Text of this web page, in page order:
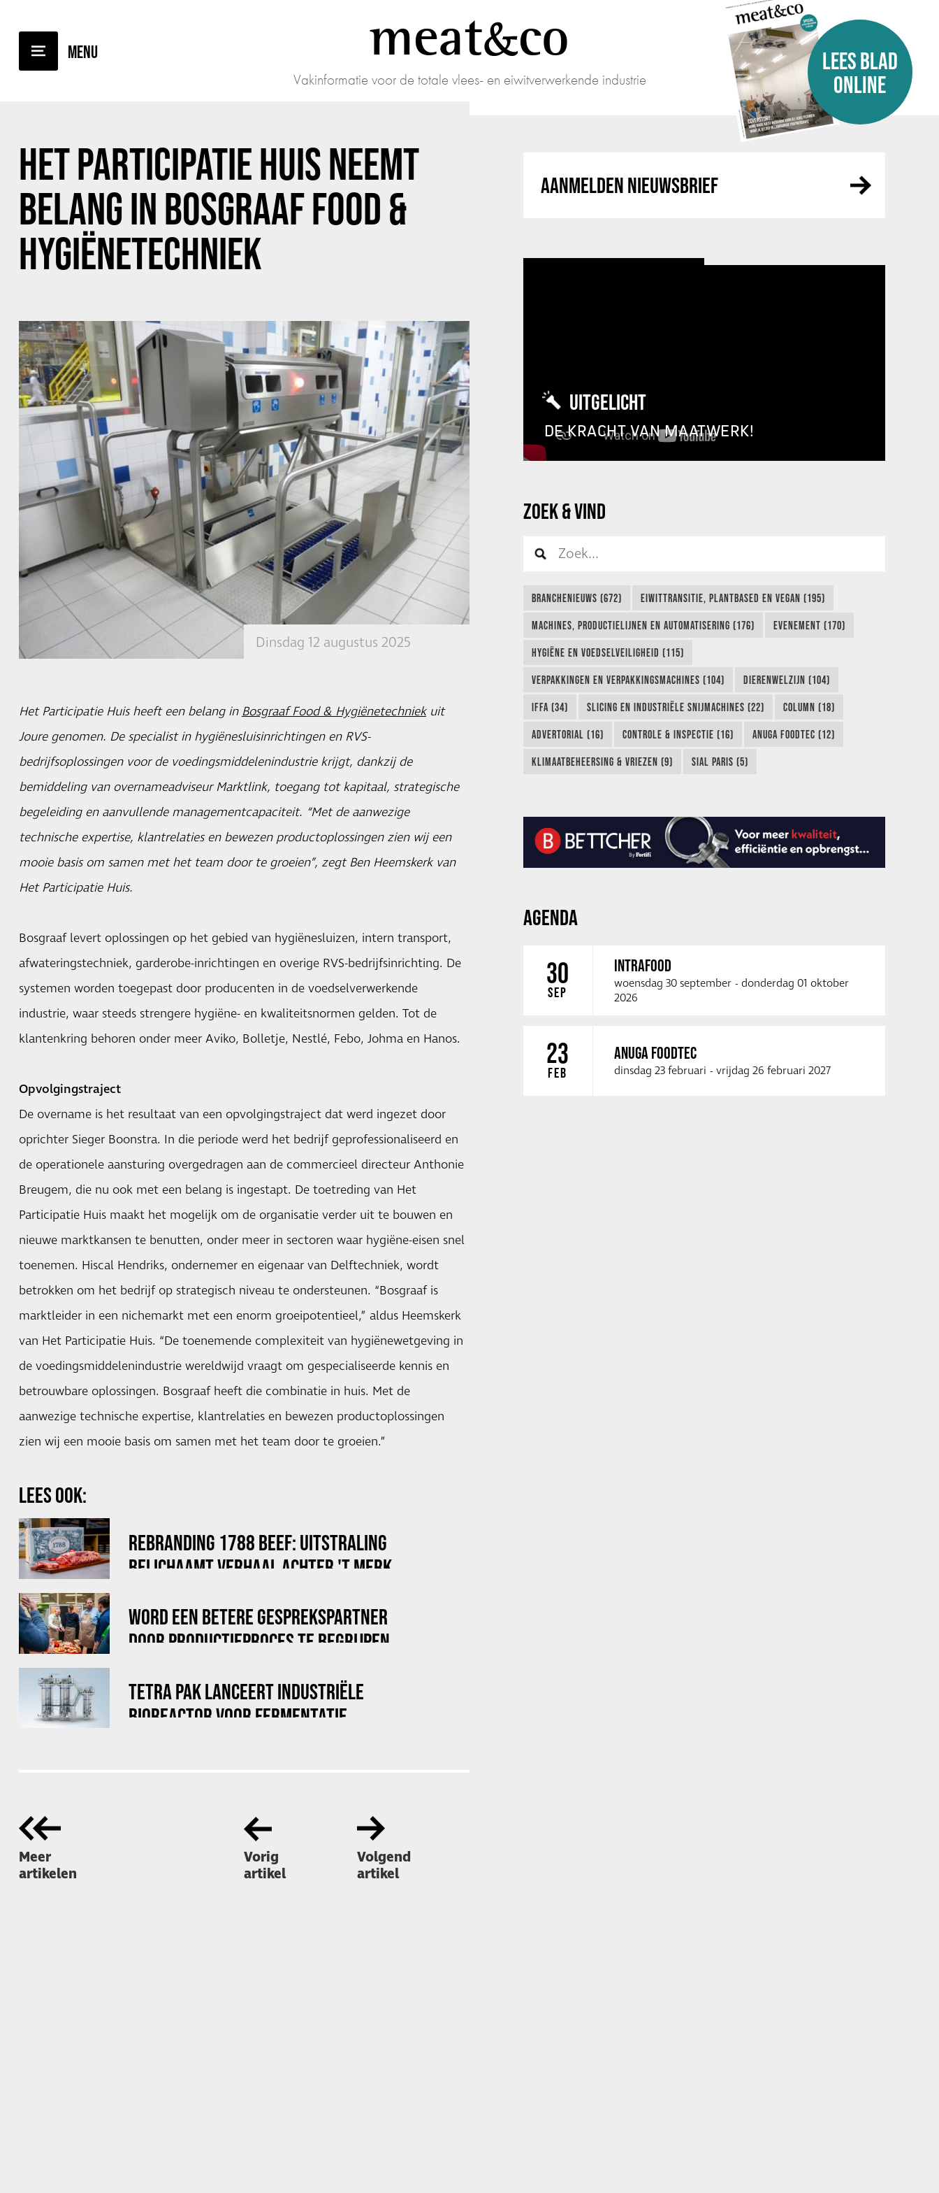
meatco
Vakinformatie voor de totale vlees- en eiwitverwerkende industrie
LEES BLAD
ONLINE
HET PARTICIPATIE HUIS NEEMT
BELANG IN BOSGRAAF FOOD &
HYGIËNETECHNIEK
Dinsdag 12 augustus 2025
Het Participatie Huis heeft een belang inBosgraaf Food & Hygiënetechniekuit
Joure genomen. De specialist in hygiënesluisinrichtingen en RVS-
bedrijfsoplossingen voor de voedingsmiddelenindustrie krijgt, dankzij de
bemiddeling van overnameadviseur Marktlink, toegang tot kapitaal, strategische
begeleiding en aanvullende managementcapaciteit. “Met de aanwezige
technische expertise, klantrelaties en bewezen productoplossingen zien wij een
mooie basis om samen met het team door te groeien”, zegt Ben Heemskerk van
Het Participatie Huis.
Bosgraaf levert oplossingen op het gebied van hygiënesluizen, intern transport,
afwateringstechniek, garderobe-inrichtingen en overige RVS-bedrijfsinrichting. De
systemen worden toegepast door producenten in de voedselverwerkende
industrie, waar steeds strengere hygiëne- en kwaliteitsnormen gelden. Tot de
klantenkring behoren onder meer Aviko, Bolletje, Nestlé, Febo, Johma en Hanos.
Opvolgingstraject
De overname is het resultaat van een opvolgingstraject dat werd ingezet door
oprichter Sieger Boonstra. In die periode werd het bedrijf geprofessionaliseerd en
de operationele aansturing overgedragen aan de commercieel directeur Anthonie
Breugem, die nu ook met een belang is ingestapt. De toetreding van Het
Participatie Huis maakt het mogelijk om de organisatie verder uit te bouwen en
nieuwe marktkansen te benutten, onder meer in sectoren waar hygiëne-eisen snel
toenemen. Hiscal Hendriks, ondernemer en eigenaar van Delftechniek, wordt
betrokken om het bedrijf op strategisch niveau te ondersteunen. “Bosgraaf is
marktleider in een nichemarkt met een enorm groeipotentieel,” aldus Heemskerk
van Het Participatie Huis. “De toenemende complexiteit van hygiënewetgeving in
de voedingsmiddelenindustrie wereldwijd vraagt om gespecialiseerde kennis en
betrouwbare oplossingen. Bosgraaf heeft die combinatie in huis. Met de
aanwezige technische expertise, klantrelaties en bewezen productoplossingen
zien wij een mooie basis om samen met het team door te groeien.”
LEES OOK:
REBRANDING 1788 BEEF: UITSTRALING
BELICHAAMT VERHAAL ACHTER 'T MERK
WORD EEN BETERE GESPREKSPARTNER
DOOR PRODUCTIEPROCES TE BEGRIJPEN
TETRA PAK LANCEERT INDUSTRIËLE
BIOREACTOR VOOR FERMENTATIE
Meer
artikelen
Vorig
artikel
Volgend
artikel
AANMELDEN NIEUWSBRIEF
UITGELICHT
DE KRACHT VAN MAATWERK!
ZOEK & VIND
BRANCHENIEUWS (672) EIWITTRANSITIE, PLANTBASED EN VEGAN (195)
MACHINES, PRODUCTIELIJNEN EN AUTOMATISERING (176) EVENEMENT (170)
HYGIËNE EN VOEDSELVEILIGHEID (115)
VERPAKKINGEN EN VERPAKKINGSMACHINES (104) DIERENWELZIJN (104)
IFFA (34) SLICING EN INDUSTRIËLE SNIJMACHINES (22) COLUMN (18)
ADVERTORIAL (16) CONTROLE & INSPECTIE (16) ANUGA FOODTEC (12)
KLIMAATBEHEERSING & VRIEZEN (9) SIAL PARIS (5)
AGENDA
30
SEP
INTRAFOOD
woensdag 30 september - donderdag 01 oktober
2026
23
FEB
ANUGA FOODTEC
dinsdag 23 februari - vrijdag 26 februari 2027